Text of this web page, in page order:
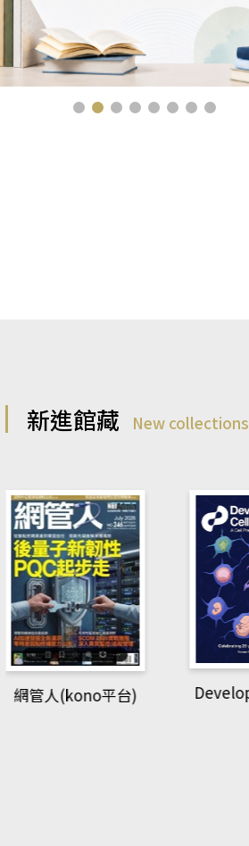
新進館藏 New collections
Developmetal cell